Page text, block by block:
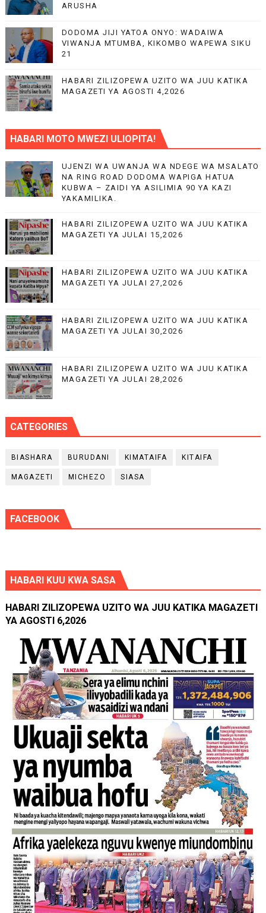
ARUSHA
DODOMA JIJI YATOA ONYO: WADAIWA
VIWANJA MTUMBA, KIKOMBO WAPEWA SIKU
21
HABARI ZILIZOPEWA UZITO WA JUU KATIKA
MAGAZETI YA AGOSTI 4,2026
HABARI MOTO MWEZI ULIOPITA!
UJENZI WA UWANJA WA NDEGE WA MSALATO
NA RING ROAD DODOMA WAPIGA HATUA
KUBWA – ZAIDI YA ASILIMIA 90 YA KAZI
YAKAMILIKA.
HABARI ZILIZOPEWA UZITO WA JUU KATIKA
MAGAZETI YA JULAI 15,2026
HABARI ZILIZOPEWA UZITO WA JUU KATIKA
MAGAZETI YA JULAI 27,2026
HABARI ZILIZOPEWA UZITO WA JUU KATIKA
MAGAZETI YA JULAI 30,2026
HABARI ZILIZOPEWA UZITO WA JUU KATIKA
MAGAZETI YA JULAI 28,2026
CATEGORIES
BIASHARA BURUDANI KIMATAIFA KITAIFA
MAGAZETI MICHEZO SIASA
FACEBOOK
HABARI KUU KWA SASA
HABARI ZILIZOPEWA UZITO WA JUU KATIKA MAGAZETI
YA AGOSTI 6,2026